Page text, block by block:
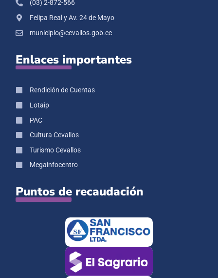
(03) 2-872-566
Felipa Real y Av. 24 de Mayo
municipio@cevallos.gob.ec
Enlaces importantes
Rendición de Cuentas
Lotaip
PAC
Cultura Cevallos
Turismo Cevallos
Megainfocentro
Puntos de recaudación